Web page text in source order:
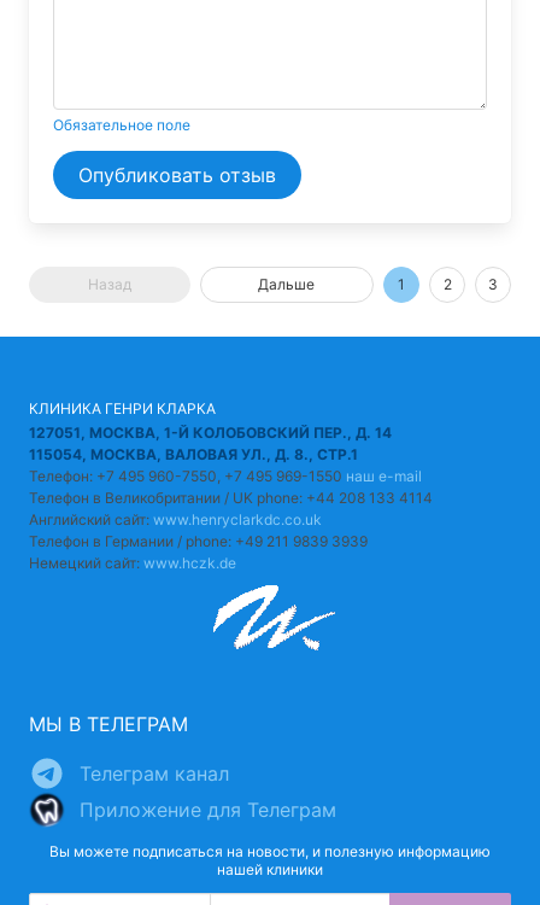
Обязательное поле
Опубликовать отзыв
Назад Дальше 1 2 3
КЛИНИКА ГЕНРИ КЛАРКА
127051, МОСКВА, 1-Й КОЛОБОВСКИЙ ПЕР., Д. 14
115054, МОСКВА, ВАЛОВАЯ УЛ., Д. 8., СТР.1
Телефон: +7 495 960-7550, +7 495 969-1550 наш e-mail
Телефон в Великобритании / UK phone: +44 208 133 4114
Английский сайт: www.henryclarkdc.co.uk
Телефон в Германии / phone: +49 211 9839 3939
Немецкий сайт: www.hczk.de
МЫ В ТЕЛЕГРАМ
Телеграм канал
Приложение для Телеграм
Вы можете подписаться на новости, и полезную информацию
нашей клиники